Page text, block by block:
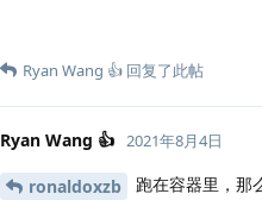
Ryan Wang 👍 回复了此帖
Ryan Wang 👍 2021年8月4日
ronaldoxzb 跑在容器里，那